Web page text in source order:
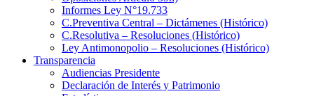
Informes Ley N°19.733
C.Preventiva Central – Dictámenes (Histórico)
C.Resolutiva – Resoluciones (Histórico)
Ley Antimonopolio – Resoluciones (Histórico)
Transparencia
Audiencias Presidente
Declaración de Interés y Patrimonio